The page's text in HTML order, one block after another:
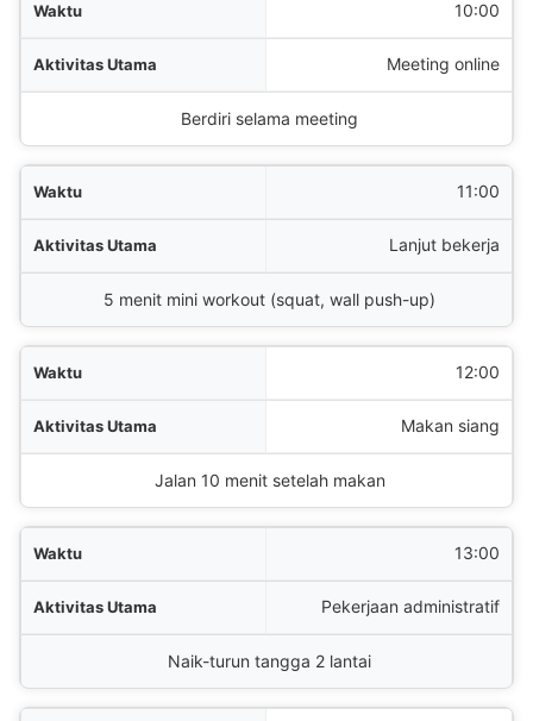
10:00
Meeting online
Berdiri selama meeting
11:00
Lanjut bekerja
5 menit mini workout (squat, wall push-up)
12:00
Makan siang
Jalan 10 menit setelah makan
13:00
Pekerjaan administratif
Naik-turun tangga 2 lantai